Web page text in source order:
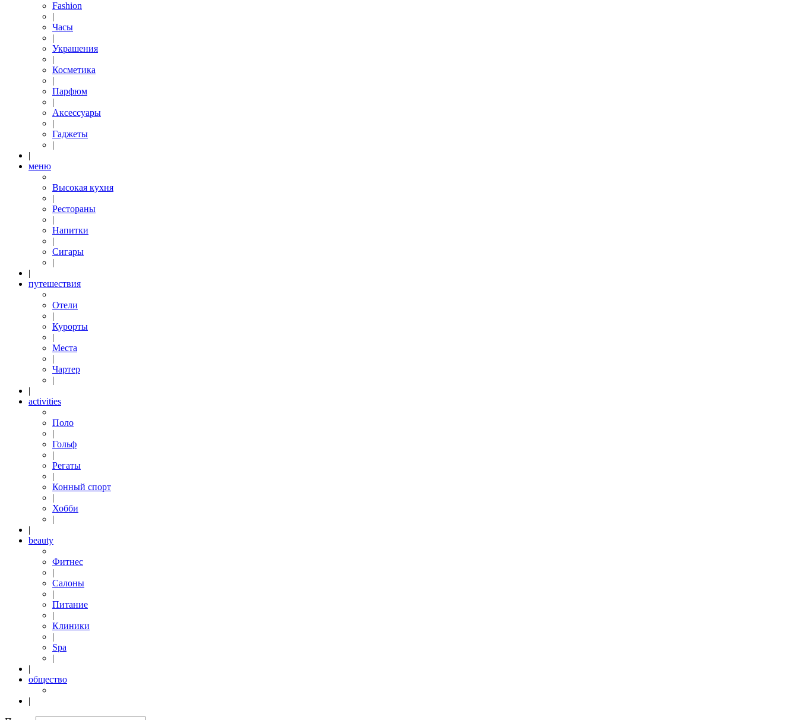
Fashion
|
Часы
|
Украшения
|
Косметика
|
Парфюм
|
Аксессуары
|
Гаджеты
|
|
меню
Высокая кухня
|
Рестораны
|
Напитки
|
Сигары
|
|
путешествия
Отели
|
Курорты
|
Места
|
Чартер
|
|
activities
Поло
|
Гольф
|
Регаты
|
Конный спорт
|
Хобби
|
|
beauty
Фитнес
|
Салоны
|
Питание
|
Клиники
|
Spa
|
|
общество
|